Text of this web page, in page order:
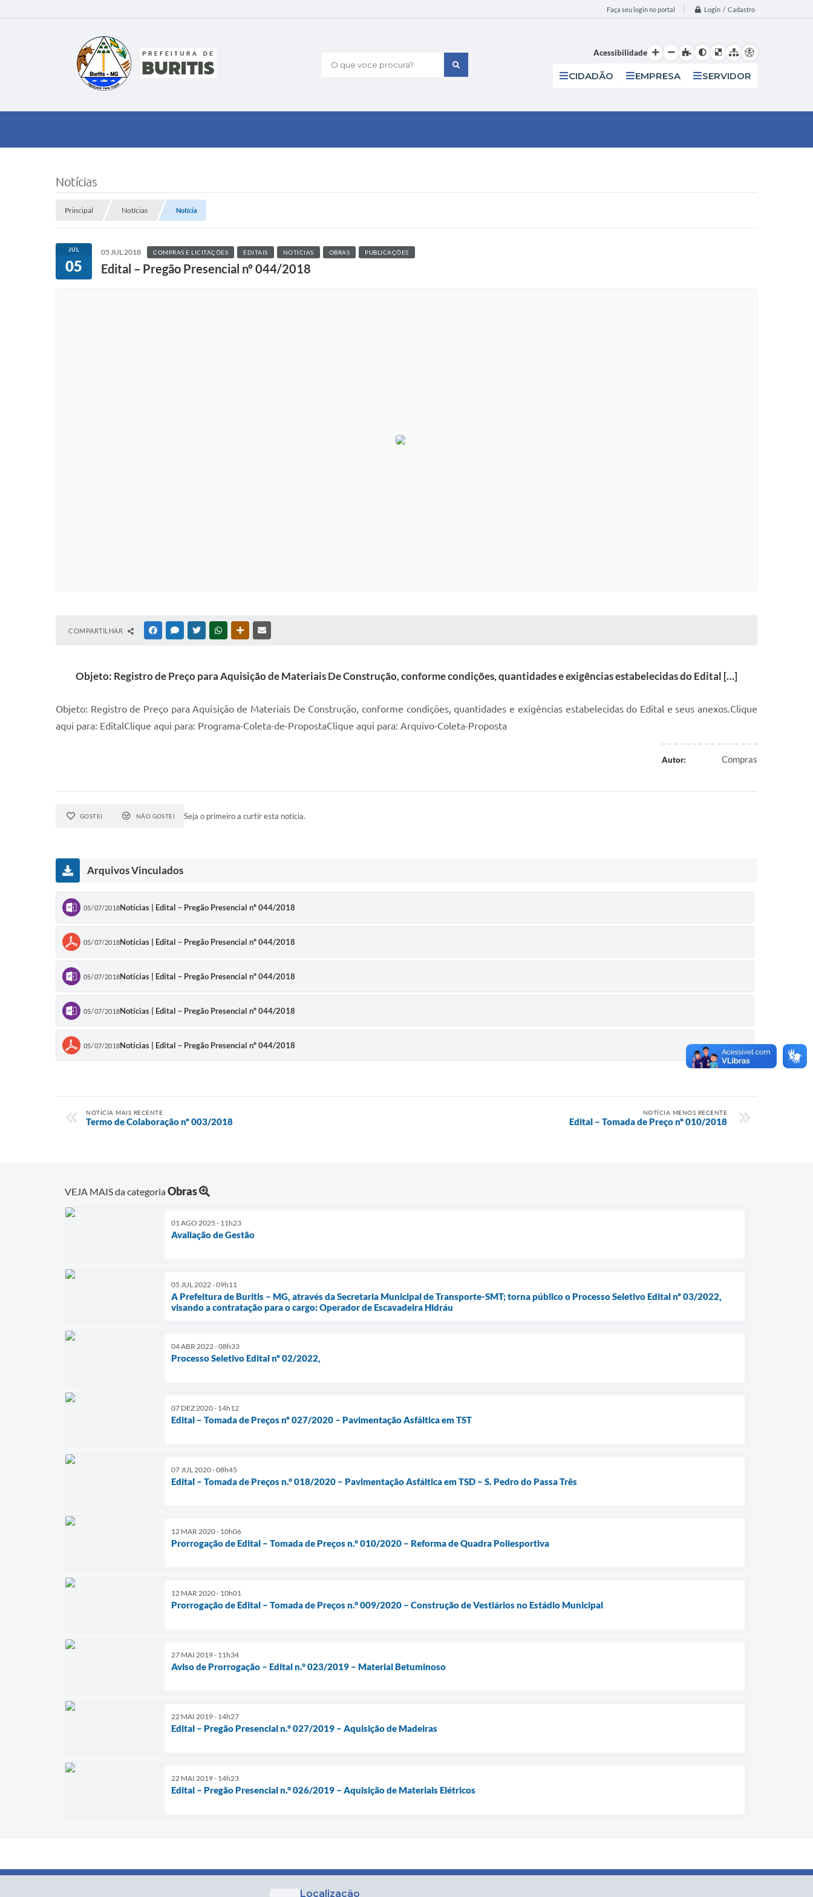
Faça seu login no portal Login / Cadastro
O que voce procura?
Acessibilidade
CIDADÃO EMPRESA SERVIDOR
Notícias
Principal Notícias Notícia
JUL
05
05 JUL 2018 COMPRAS E LICITAÇÕES EDITAIS NOTICIAS OBRAS PUBLICAÇÕES
Edital – Pregão Presencial nº 044/2018
COMPARTILHAR FACEBOOKMESSENGER
TWITTERWHATSAPPOUTRAS MÍDIAS
Objeto: Registro de Preço para Aquisição de Materiais De Construção, conforme condições, quantidades e exigências estabelecidas do Edital […]
Objeto: Registro de Preço para Aquisição de Materiais De Construção, conforme condições, quantidades e exigências estabelecidas do Edital e seus anexos.Clique
aqui para: EditalClique aqui para: Programa-Coleta-de-PropostaClique aqui para: Arquivo-Coleta-Proposta
Autor: Compras
GOSTEI NÃO GOSTEI Seja o primeiro a curtir esta notícia.
Arquivos Vinculados
05/07/2018Notícias | Edital – Pregão Presencial nº 044/2018
05/07/2018Notícias | Edital – Pregão Presencial nº 044/2018
05/07/2018Notícias | Edital – Pregão Presencial nº 044/2018
05/07/2018Notícias | Edital – Pregão Presencial nº 044/2018
05/07/2018Notícias | Edital – Pregão Presencial nº 044/2018
NOTÍCIA MAIS RECENTE
Termo de Colaboração nº 003/2018
NOTÍCIA MENOS RECENTE
Edital – Tomada de Preço nº 010/2018
VEJA MAIS da categoriaObras
01 AGO 2025 - 11h23
Avaliação de Gestão
05 JUL 2022 - 09h11
A Prefeitura de Buritis – MG, através da Secretaria Municipal de Transporte-SMT; torna público o Processo Seletivo Edital nº 03/2022,
visando a contratação para o cargo: Operador de Escavadeira Hidráu
04 ABR 2022 - 08h33
Processo Seletivo Edital nº 02/2022,
07 DEZ 2020 - 14h12
Edital – Tomada de Preços nº 027/2020 – Pavimentação Asfáltica em TST
07 JUL 2020 - 08h45
Edital – Tomada de Preços n.° 018/2020 – Pavimentação Asfáltica em TSD – S. Pedro do Passa Três
12 MAR 2020 - 10h06
Prorrogação de Edital – Tomada de Preços n.° 010/2020 – Reforma de Quadra Poliesportiva
12 MAR 2020 - 10h01
Prorrogação de Edital – Tomada de Preços n.° 009/2020 – Construção de Vestiários no Estádio Municipal
27 MAI 2019 - 11h34
Aviso de Prorrogação – Edital n.° 023/2019 – Material Betuminoso
22 MAI 2019 - 14h27
Edital – Pregão Presencial n.° 027/2019 – Aquisição de Madeiras
22 MAI 2019 - 14h23
Edital – Pregão Presencial n.° 026/2019 – Aquisição de Materiais Elétricos
Localização